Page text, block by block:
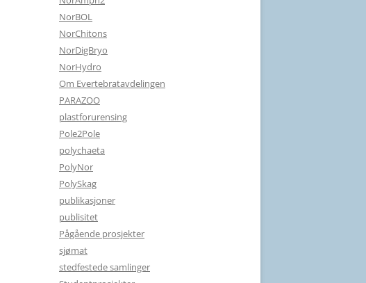
NorBOL
NorChitons
NorDigBryo
NorHydro
Om Evertebratavdelingen
PARAZOO
plastforurensing
Pole2Pole
polychaeta
PolyNor
PolySkag
publikasjoner
publisitet
Pågående prosjekter
sjømat
stedfestede samlinger